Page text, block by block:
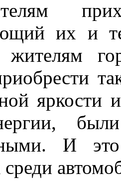
их и
жителям
яркости
И
среди